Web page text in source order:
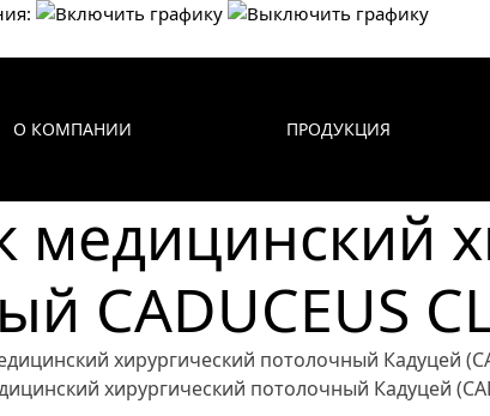
О КОМПАНИИ ПРОДУКЦИЯ
медицинский
CADUCEUS
хирургический потолочный Кадуцей